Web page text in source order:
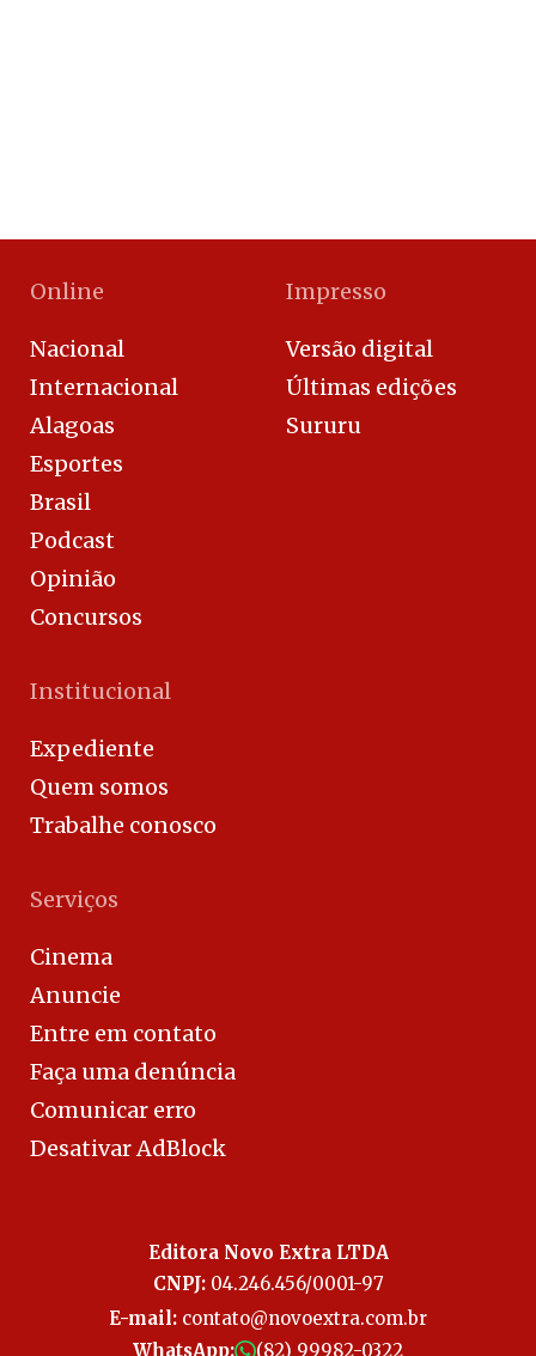
Online
Nacional
Internacional
Alagoas
Esportes
Brasil
Podcast
Opinião
Concursos
Impresso
Versão digital
Últimas edições
Sururu
Institucional
Expediente
Quem somos
Trabalhe conosco
Serviços
Cinema
Anuncie
Entre em contato
Faça uma denúncia
Comunicar erro
Desativar AdBlock
Editora Novo Extra LTDA
CNPJ:04.246.456/0001-97
E-mail: contato@novoextra.com.br
WhatsApp:
(82) 99982-0322